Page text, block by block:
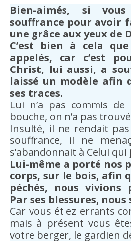
Bien-aimés, si
souffrance pour avoir
une grâce aux yeux de
C’est bien à cela
appelés, car c’est
Christ, lui aussi, a
laissé un modèle afin
ses traces.
Lui n’a pas commis
bouche, on n’a pas
Insulté, il ne rendait pas
souffrance, il ne
s’abandonnait à Celui qui
Lui-même a porté nos
corps, sur le bois, afin
péchés, nous vivions
Par ses blessures,
Car vous étiez errants
mais à présent vous
votre berger, le gardien